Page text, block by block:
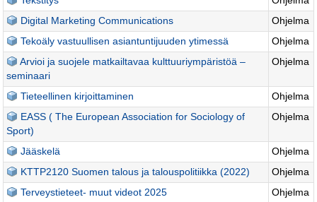
Digital Marketing Communications
Ohjelma
Tekoäly vastuullisen asiantuntijuuden ytimessä
Ohjelma
Arvioi ja suojele matkailtavaa kulttuuriympäristöä –
seminaari
Ohjelma
Tieteellinen kirjoittaminen
Ohjelma
EASS ( The European Association for Sociology of
Sport)
Ohjelma
Jääskelä
Ohjelma
KTTP2120 Suomen talous ja talouspolitiikka (2022)
Ohjelma
Terveystieteet- muut videot 2025
Ohjelma